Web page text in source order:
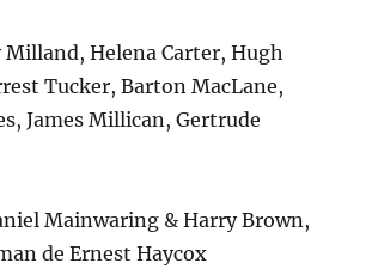
Milland, Helena Carter, Hugh
Tucker, Barton MacLane,
James Millican, Gertrude
Mainwaring & Harry Brown,
de Ernest Haycox